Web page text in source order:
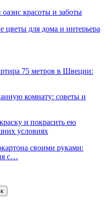
красоты и заботы
цветы для дома и интерьера
75 метров в Швеции:
комнату: советы и
и покрасить ею
условиях
своими руками:
с…